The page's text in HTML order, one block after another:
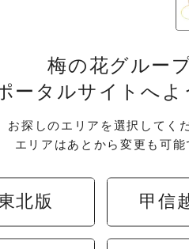
梅の花グルー
ータルサイトへよ
お探しのエリアを選択してく
エリアはあとから変更も可能
北版 甲信
【夏限
信州深層天
ペーン